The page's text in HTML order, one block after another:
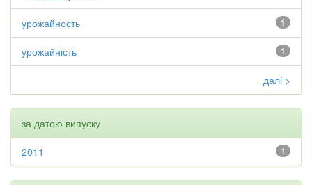
1
урожайность
1
урожайність
далі >
за датою випуску
1
2011